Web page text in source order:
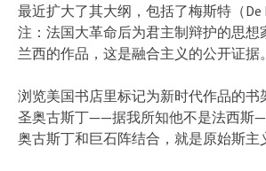
最近扩大了其大纲，包括了梅斯特（
注：法国大革命后为君主制辩护的思想
兰西的作品，这是融合主义的公开证据。
浏览美国书店里标记为新时代作品的书
圣奥古斯丁——据我所知他不是法西斯
奥古斯丁和巨石阵结合，就是原始斯主